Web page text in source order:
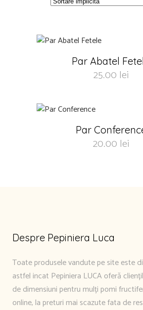
Par Abatel
25.00 lei
Par
20.00 lei
Despre Pepiniera Luca
Toate produsele vandute pe site este
astfel incat Pepiniera LUCA oferă
de dimensiuni pentru mulți pomi
online, la preturi mai scazute fata de